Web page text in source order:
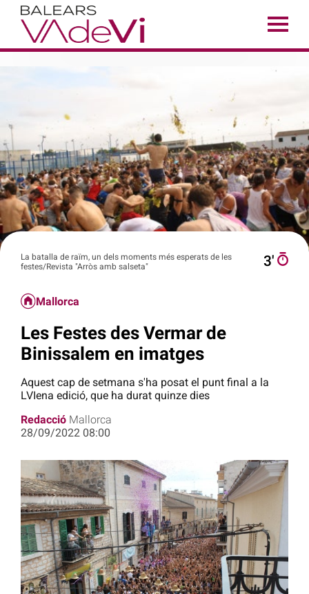
La batalla de raïm, un dels moments més esperats de les
festes/Revista "Arròs amb salseta"
3′
Mallorca
Les Festes des Vermar de
Binissalem en imatges
Aquest cap de setmana s'ha posat el punt final a la
LVIena edició, que ha durat quinze dies
Redacció Mallorca
28/09/2022 08:00